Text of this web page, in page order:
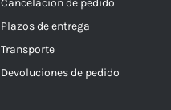
Plazos de entrega
Transporte
Devoluciones de pedido